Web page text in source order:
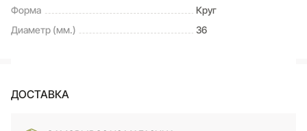
Форма
Круг
Диаметр (мм.)
36
ДОСТАВКА